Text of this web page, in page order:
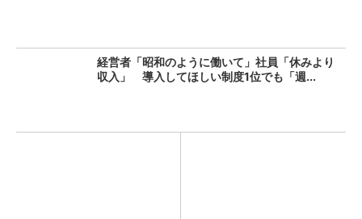
経営者「昭和のように働いて」社員「休みより
収入」 導入してほしい制度1位でも「週...